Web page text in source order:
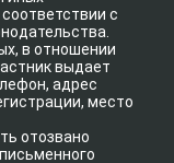
с
в отношении
выдает
адрес
место
отозвано